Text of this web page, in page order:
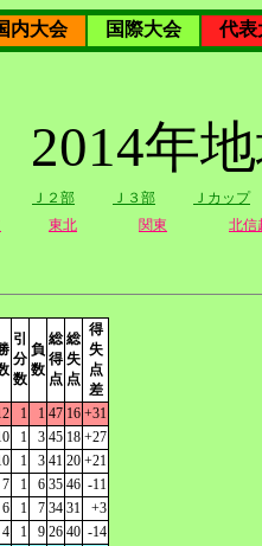
内大会 国際大会
代表
2014年
Ｊ２部 Ｊ３部
Ｊカップ
東北 関東 北信
引
分
数
負
数
総
得
点
総
失
点
得
失
点
差
1 1 47 16 +31
1 3 45 18 +27
1 3 41 20 +21
7 1 6 35 46 -11
6 1 7 34 31
+3
4 1 9 26 40 -14